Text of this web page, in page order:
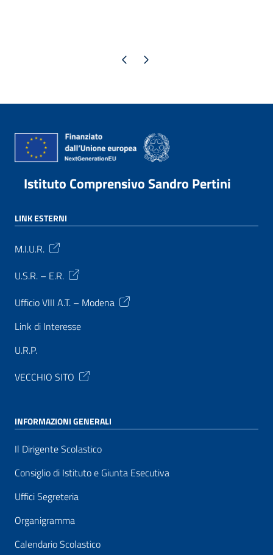
Pagina precedente
Pagina successiva
Istituto Comprensivo Sandro Pertini
LINK ESTERNI
M.I.U.R.
U.S.R. – E.R.
Ufficio VIII A.T. – Modena
Link di Interesse
U.R.P.
VECCHIO SITO
INFORMAZIONI GENERALI
Il Dirigente Scolastico
Consiglio di Istituto e Giunta Esecutiva
Uffici Segreteria
Organigramma
Calendario Scolastico